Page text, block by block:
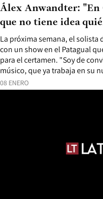
08 ENERO
La próxima semana, el
con un show en el Patagual
para el certamen. "Soy de
músico, que ya trabaja en su
Álex Anwandter: "En
que no tiene idea